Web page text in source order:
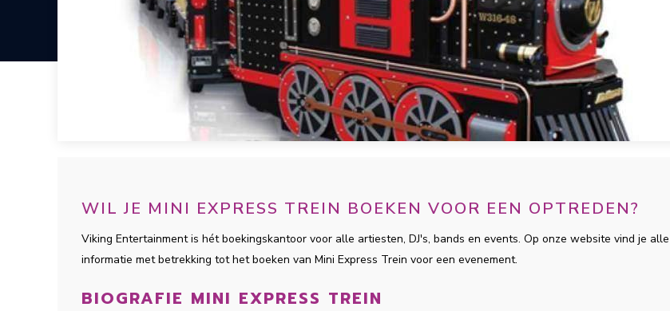
WIL JE MINI EXPRESS TREIN BOEKEN VOOR EEN OPTREDEN?
Viking Entertainment is hét boekingskantoor voor alle artiesten, DJ's, bands en events. Op onze website vind je alle
informatie met betrekking tot het boeken van Mini Express Trein voor een evenement.
BIOGRAFIE MINI EXPRESS TREIN